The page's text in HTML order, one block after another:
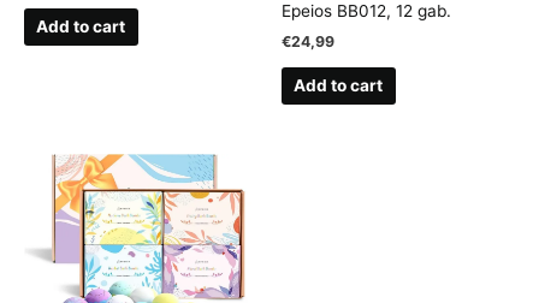
Add to cart
Epeios BB012, 12 gab.
€24,99
Add to cart